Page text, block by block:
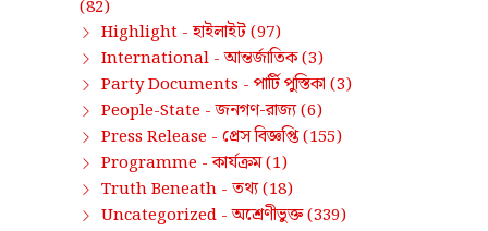
(82)
Highlight -হাইলাইট(97)
International -আন্তর্জাতিক(3)
Party Documents - পার্টি পুস্তিকা (3)
People-State -জনগণ-রাজ্য(6)
Press Release - প্রেস বিজ্ঞপ্তি(155)
Programme -কার্যক্রম(1)
Truth Beneath - তথ্য(18)
Uncategorized -অশ্রেণীভুক্ত(339)